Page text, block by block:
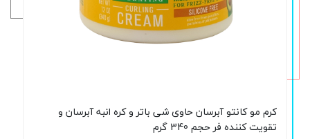
کرم مو کانتو آبرسان حاوی شی باتر و کره انبه آبرسان و
تقویت کننده فر حجم 340 گرم